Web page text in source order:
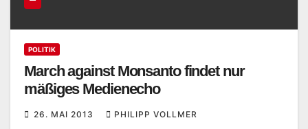
POLITIK
March against Monsanto findet nur
mäßiges Medienecho
26. MAI 2013 PHILIPP VOLLMER